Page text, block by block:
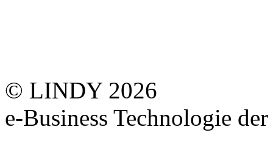
© LINDY 2026
e-Business Technologie